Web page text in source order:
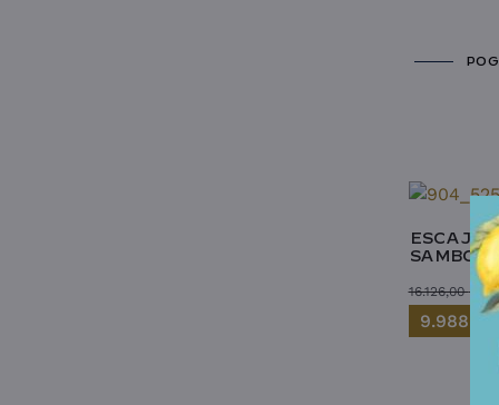
ESCAJG
16.126,00RSD
9.988,00